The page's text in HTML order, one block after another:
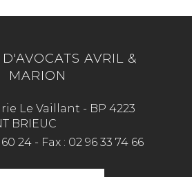
AVRIL &
MARION
Le Vaillant - BP 4223
BRIEUC
60 24 - Fax : 02 96 33 74 66